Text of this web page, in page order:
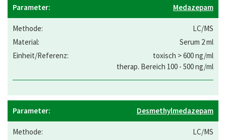
Medazepam
LC/MS
Serum 2 ml
toxisch > 600 ng/ml
therap. Bereich 100 - 500 ng/ml
Desmethylmedazepam
LC/MS